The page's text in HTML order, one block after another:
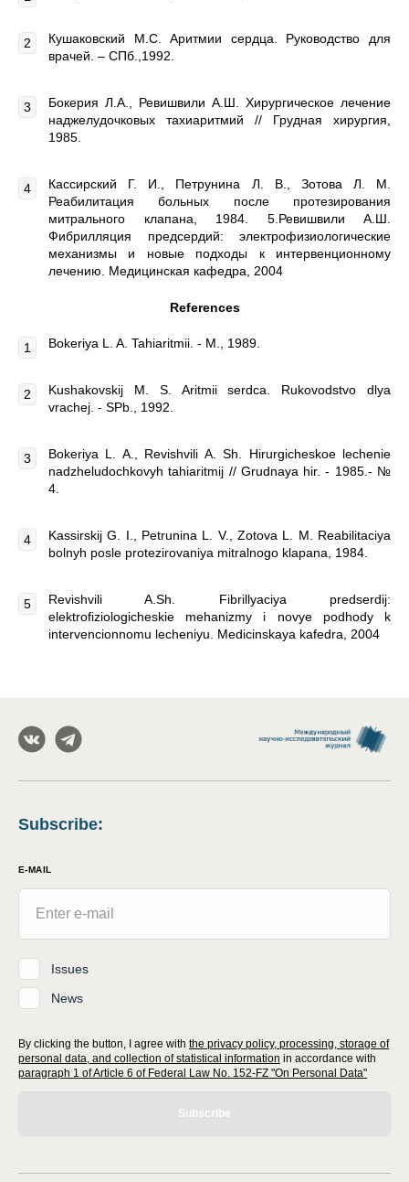
Кушаковский М.С. Аритмии сердца. Руководство для
врачей. – СПб.,1992.
Бокерия Л.А., Ревишвили А.Ш. Хирургическое лечение
наджелудочковых тахиаритмий // Грудная хирургия,
1985.
Кассирский Г. И., Петрунина Л. В., Зотова Л. М.
Реабилитация больных после протезирования
митрального клапана, 1984. 5.Ревишвили А.Ш.
Фибрилляция предсердий: электрофизиологические
механизмы и новые подходы к интервенционному
лечению. Медицинская кафедра, 2004
References
Bokeriya L. A. Tahiaritmii. - M., 1989.
Kushakovskij M. S. Aritmii serdca. Rukovodstvo dlya
vrachej. - SPb., 1992.
Bokeriya L. A., Revishvili A. Sh. Hirurgicheskoe lechenie
nadzheludochkovyh tahiaritmij // Grudnaya hir. - 1985.- №
4.
Kassirskij G. I., Petrunina L. V., Zotova L. M. Reabilitaciya
bolnyh posle protezirovaniya mitralnogo klapana, 1984.
Revishvili A.Sh. Fibrillyaciya predserdij:
elektrofiziologicheskie mehanizmy i novye podhody k
intervencionnomu lecheniyu. Medicinskaya kafedra, 2004
Subscribe:
E-MAIL
Issues
News
By clicking the button, I agree with the privacy policy, processing, storage of
personal data, and collection of statistical information in accordance with
paragraph 1 of Article 6 of Federal Law No. 152-FZ "On Personal Data"
Subscribe